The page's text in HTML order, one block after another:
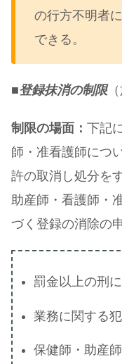
の行方不明者
できる。
■登録抹消の制限（
制限の場面 ： 下記
師・准看護師につい
許の取消し処分を
助産師・看護師・
づく登録の消除の
罰金以上の刑
業務に関する
保健師・助産